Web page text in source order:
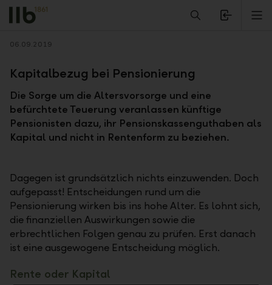
Alerts.Headline
Zurück
06.09.2019
Kapitalbezug bei Pensionierung
Die Sorge um die Altersvorsorge und eine
befürchtete Teuerung veranlassen künftige
Pensionisten dazu, ihr Pensionskassenguthaben als
Kapital und nicht in Rentenform zu beziehen.
Dagegen ist grundsätzlich nichts einzuwenden. Doch
aufgepasst! Entscheidungen rund um die
Pensionierung wirken bis ins hohe Alter. Es lohnt sich,
die finanziellen Auswirkungen sowie die
erbrechtlichen Folgen genau zu prüfen. Erst danach
ist eine ausgewogene Entscheidung möglich.
Rente oder Kapital